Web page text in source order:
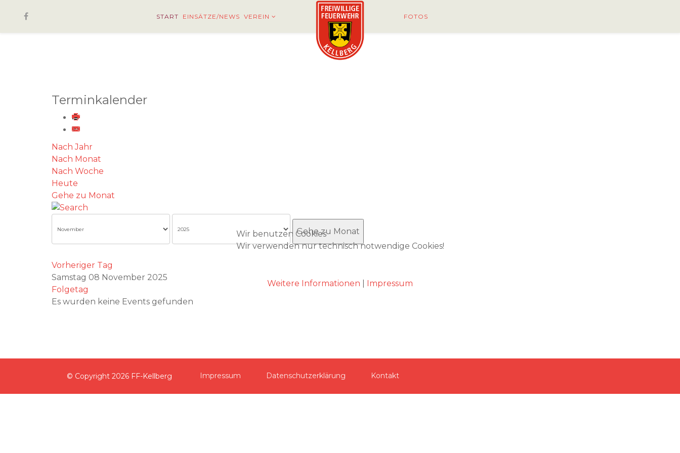
START EINSÄTZE/NEWS VEREIN FOTOS
Terminkalender
Nach Jahr
Nach Monat
Nach Woche
Heute
Gehe zu Monat
Gehe zu Monat
Vorheriger Tag
Samstag 08 November 2025
Folgetag
Es wurden keine Events gefunden
© Copyright 2026 FF-Kellberg Impressum Datenschutzerklärung Kontakt
Wir benutzen Cookies
Wir verwenden nur technisch notwendige Cookies!
Weitere Informationen
Impressum